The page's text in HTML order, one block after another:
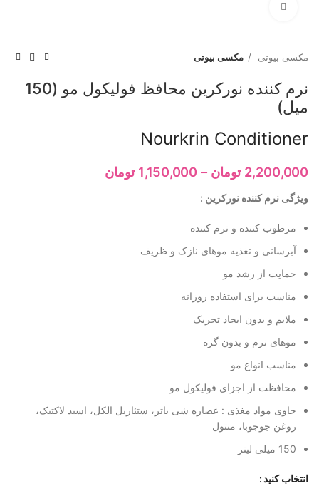
مکسی بیوتی مکسی بیوتی
نرم کننده نورکرین محافظ فولیکول مو (150
میل)
Nourkrin Conditioner
2,200,000 تومان –
1,150,000 تومان
ویژگی نرم کننده نورکرین :
مرطوب کننده و نرم کننده
آبرسانی و تغذیه موهای نازک و ظریف
حمایت از رشد مو
مناسب برای استفاده روزانه
ملایم و بدون ایجاد تحریک
موهای نرم و بدون گره
مناسب انواع مو
محافظت از اجزای فولیکول مو
حاوی مواد مغذی : عصاره شی باتر، ستئاریل الکل، اسید لاکتیک،
روغن جوجوبا، منتول
150 میلی لیتر
انتخاب کنید